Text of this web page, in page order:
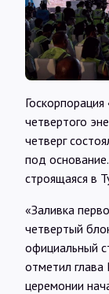
четвертого
четверг
под
строящаяся в
«Заливка
четвертый
официальный
отметил глава
церемонии